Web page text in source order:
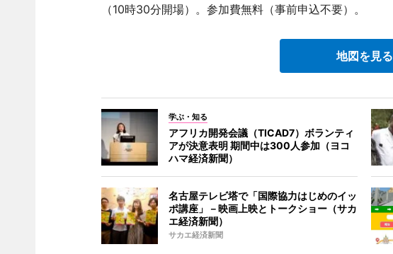
（10時30分開場）。参加費無料（事前申込不要）。
地図を見る
学ぶ・知る
アフリカ開発会議（TICAD7）ボランティ
アが決意表明 期間中は300人参加（ヨコ
ハマ経済新聞）
名古屋テレビ塔で「国際協力はじめのイッ
ポ講座」－映画上映とトークショー（サカ
エ経済新聞）
サカエ経済新聞